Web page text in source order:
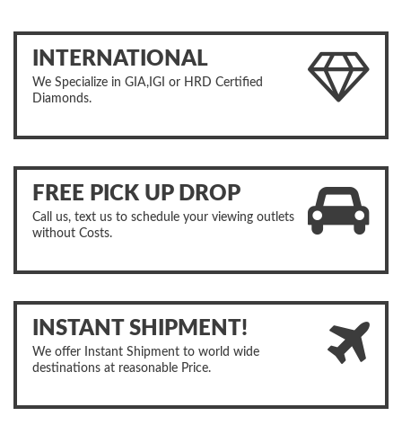
INTERNATIONAL
We Specialize in GIA,IGI or HRD Certified
Diamonds.
FREE PICK UP DROP
Call us, text us to schedule your viewing outlets
without Costs.
INSTANT SHIPMENT!
We offer Instant Shipment to world wide
destinations at reasonable Price.